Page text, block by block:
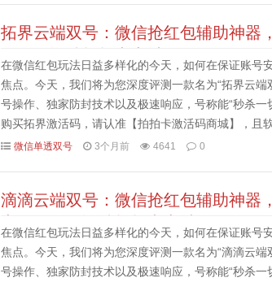
拓界云端双号：微信抢红包辅助神器
激活码认准拍拍卡商城
在微信红包玩法日益多样化的今天，如何在保证账号
焦点。今天，我们将为您深度评测一款名为“拓界云
号操作、独家防封技术以及极速响应，号称能“秒杀
购买拓界激活码，请认准【拍拍卡激活码商城】，且
求。一、 核心卖点解析：为什么选择“拓界云端双号”
微信单透双号 3个月前 4641 0
滴滴云端双号：微信抢红包辅助神器
点，激活码认准拍拍卡商城
在微信红包玩法日益多样化的今天，如何在保证账号
焦点。今天，我们将为您深度评测一款名为“滴滴云
号操作、独家防封技术以及极速响应，号称能“秒杀